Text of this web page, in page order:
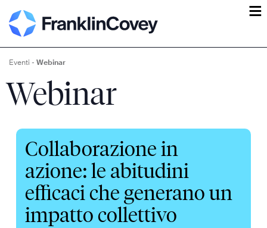
ĕ
Eventi - Webinar
Webinar
Collaborazione in
azione: le abitudini
efficaci che generano un
impatto collettivo